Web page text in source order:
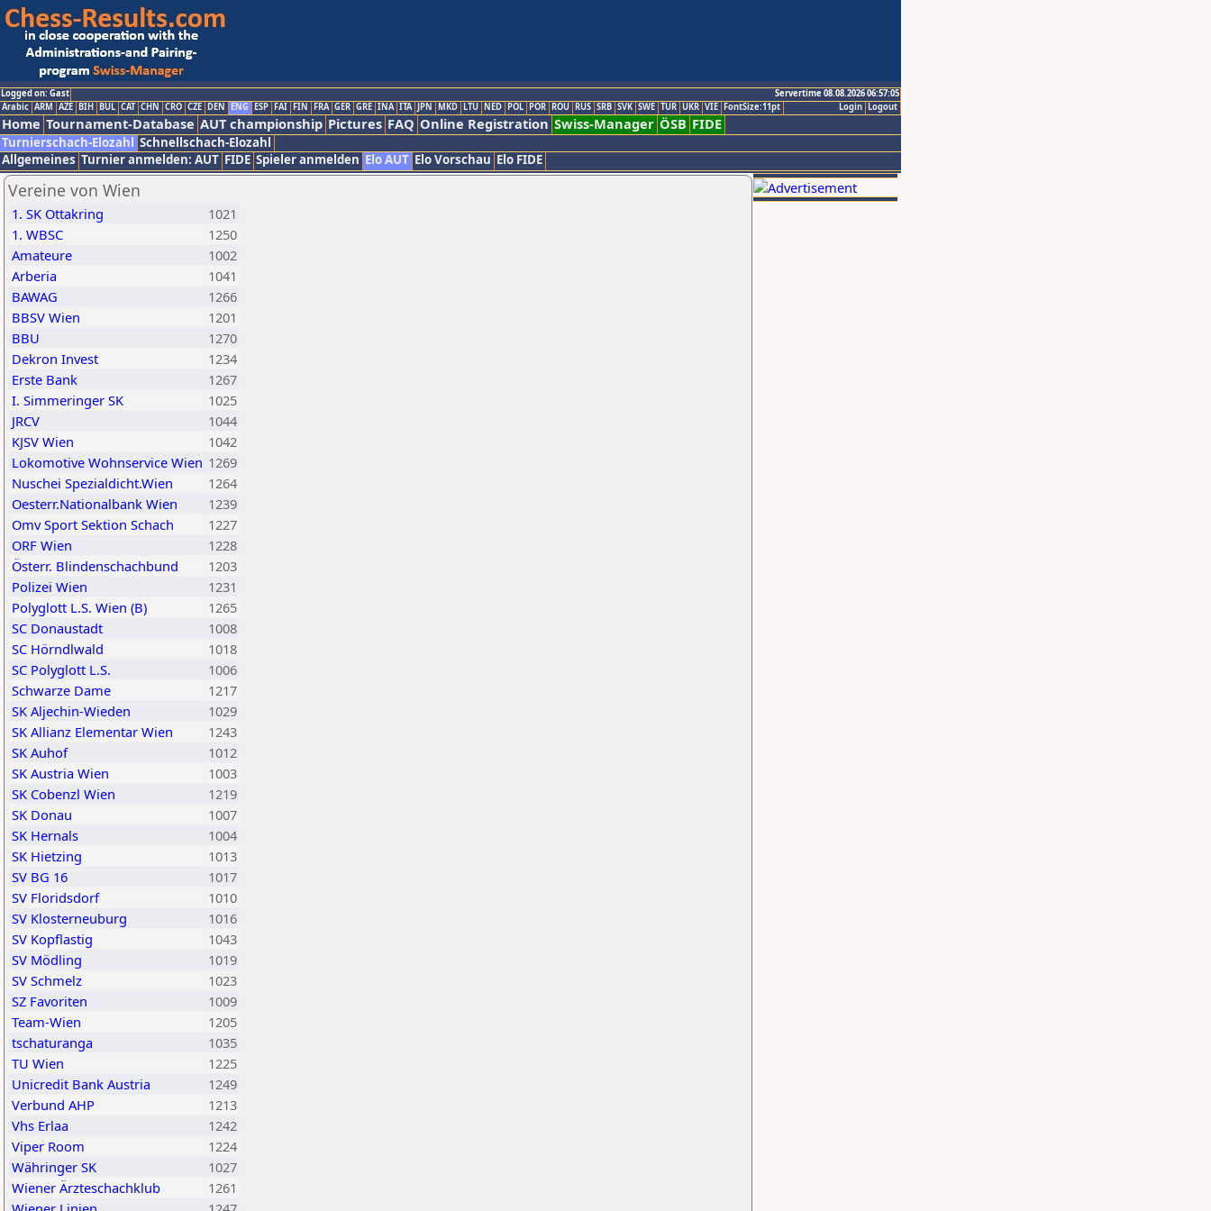
Logged on: Gast
Servertime 08.08.2026 06:57:05
Logout
Login
Arabic ARM AZE BIH BUL CAT CHN CRO CZE DEN ENG ESP FAI FIN FRA GER GRE INA ITA JPN MKD LTU NED POL POR ROU RUS SRB SVK SWE TUR UKR VIE FontSize:11pt
Home Tournament-Database AUT championship Pictures FAQ Online Registration Swiss-Manager ÖSB FIDE
Turnierschach-Elozahl Schnellschach-Elozahl
Allgemeines Turnier anmelden: AUT FIDE Spieler anmelden Elo AUT Elo Vorschau Elo FIDE
Vereine von Wien
1. SK Ottakring
1021
1. WBSC
1250
Amateure
1002
Arberia
1041
BAWAG
1266
BBSV Wien
1201
BBU
1270
Dekron Invest
1234
Erste Bank
1267
I. Simmeringer SK
1025
JRCV
1044
KJSV Wien
1042
Lokomotive Wohnservice Wien 1269
Nuschei Spezialdicht.Wien
1264
Oesterr.Nationalbank Wien
1239
Omv Sport Sektion Schach
1227
ORF Wien
1228
Österr. Blindenschachbund
1203
Polizei Wien
1231
Polyglott L.S. Wien (B)
1265
SC Donaustadt
1008
SC Hörndlwald
1018
SC Polyglott L.S.
1006
Schwarze Dame
1217
SK Aljechin-Wieden
1029
SK Allianz Elementar Wien
1243
SK Auhof
1012
SK Austria Wien
1003
SK Cobenzl Wien
1219
SK Donau
1007
SK Hernals
1004
SK Hietzing
1013
SV BG 16
1017
SV Floridsdorf
1010
SV Klosterneuburg
1016
SV Kopflastig
1043
SV Mödling
1019
SV Schmelz
1023
SZ Favoriten
1009
Team-Wien
1205
tschaturanga
1035
TU Wien
1225
Unicredit Bank Austria
1249
Verbund AHP
1213
Vhs Erlaa
1242
Viper Room
1224
Währinger SK
1027
Wiener Ärzteschachklub
1261